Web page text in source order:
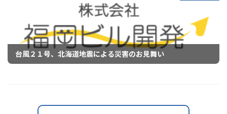
台風２１号、北海道地震による災害のお見舞い